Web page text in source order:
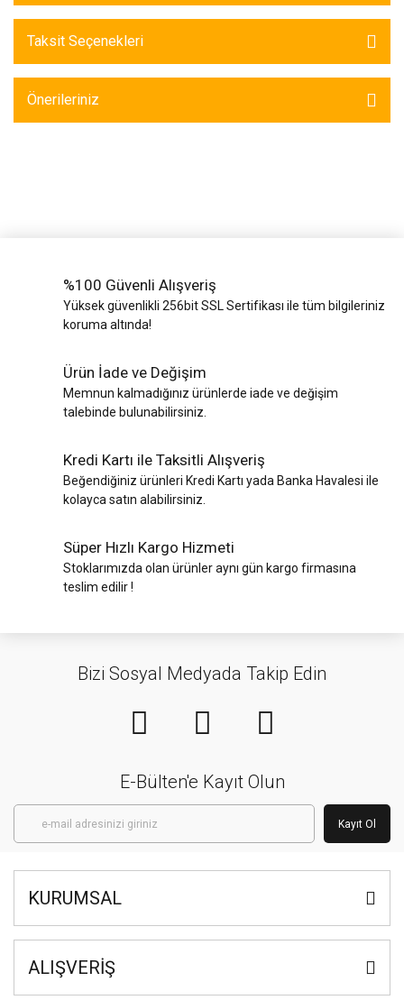
Taksit Seçenekleri
Önerileriniz
%100 Güvenli Alışveriş
Yüksek güvenlikli 256bit SSL Sertifikası ile tüm bilgileriniz
koruma altında!
Ürün İade ve Değişim
Memnun kalmadığınız ürünlerde iade ve değişim
talebinde bulunabilirsiniz.
Kredi Kartı ile Taksitli Alışveriş
Beğendiğiniz ürünleri Kredi Kartı yada Banka Havalesi ile
kolayca satın alabilirsiniz.
Süper Hızlı Kargo Hizmeti
Stoklarımızda olan ürünler aynı gün kargo firmasına
teslim edilir !
Bizi Sosyal Medyada Takip Edin
E-Bülten'e Kayıt Olun
Kayıt Ol
KURUMSAL
ALIŞVERİŞ